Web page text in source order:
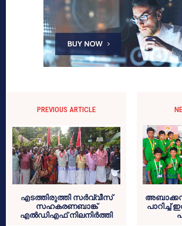
PREVIOUS ARTICLE
എടത്തിരുത്തി സര്‍വ്വീസ്
സഹകരണബാങ്ക്
എല്‍ഡിഎഫ് നിലനിര്‍ത്തി
പാറിച്ച്